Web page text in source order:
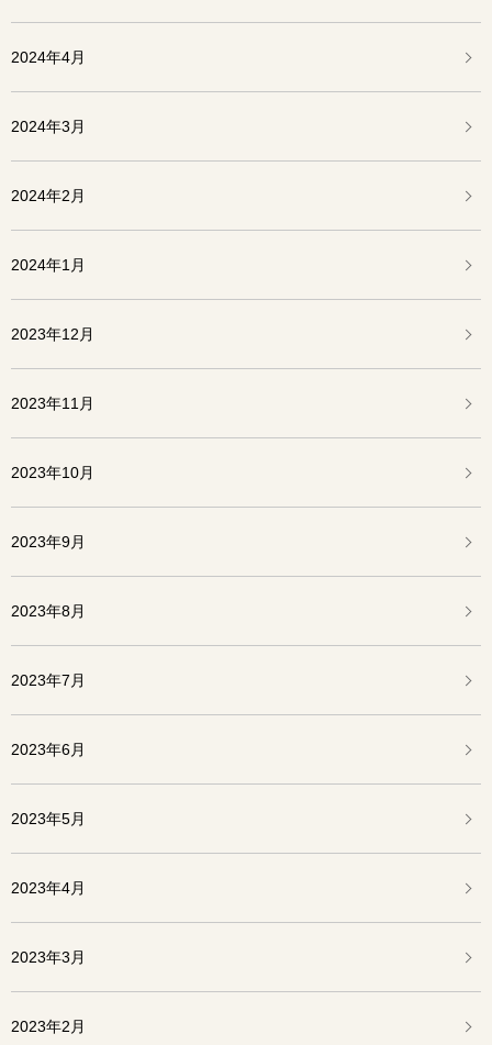
2024年4月
2024年3月
2024年2月
2024年1月
2023年12月
2023年11月
2023年10月
2023年9月
2023年8月
2023年7月
2023年6月
2023年5月
2023年4月
2023年3月
2023年2月